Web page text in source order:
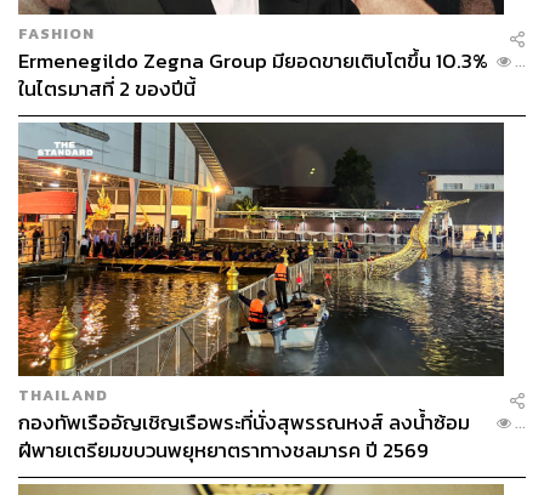
ขณะที่จีนปี 2564 หลังจากได้เข้าไปจัดการกับกลุ่มพวก
เทคโนโลยี พวกฟินเทค ตลาดหุ้นก็ปรับตัวลงมาค่อนข้างเยอะ
เมื่อเทียบกับช่วง 1-2 ปีที่ผ่านมา และตลาดหุ้นจีนก็อันเดอร์เพ
อร์ฟอร์ม รวมทั้งจีนค่อนข้างเข้มงวดกับโควิดมาก ส่งผลให้
หมวดของประเทศยังเป็นการปิดประเทศอยู่ มีการล็อกดาวน์
เป็นจุดๆ ตามกระแสข่าวที่ออกมา ซึ่งส่งผลให้ครึ่งปีหลัง
เศรษฐกิจจีนเริ่มชะลอตัวลง
นอกจากนี้จีนมีความเข้มงวดต่อระบบเศรษฐกิจ ภาคธุรกิจ
หรือแม้แต่ระบบสังคม อย่างเช่น โรงเรียนกวดวิชา ติวเตอร์
รวมถึงนโยบายที่มีต่อฮ่องกงด้วย ทำให้นักลงทุนที่เป็น
โกลบอลมีความระมัดระวังต่อการลงทุน โดยเฉพาะนักลงทุน
สถาบันมักจะไม่ค่อยชอบสักเท่าไร ดังนั้นตลาดหุ้นจีนในระยะ
6 เดือนข้างหน้านี้ คาดว่าจะยังมีการชะลอตัวพอสมควร และ
เมื่อผ่านไปสักระยะหนึ่งจีนน่ามีการฟื้นตัวได้ แต่ก็ถือว่าเป็น
อีกหนึ่งจังหวะที่สามารถเก็บสะสมลงทุนได้
FASHION
Ermenegildo Zegna Group มียอดขายเติบโตขึ้น 10.3%
ในไตรมาสที่ 2 ของปีนี้
...
THAILAND
กองทัพเรืออัญเชิญเรือพระที่นั่งสุพรรณหงส์ ลงน้ำซ้อม
ฝีพายเตรียมขบวนพยุหยาตราทางชลมารค ปี 2569
...